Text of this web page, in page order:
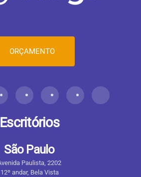
ORÇAMENTO
Escritórios
São Paulo
Paulista, 2202
12º andar, Bela Vista